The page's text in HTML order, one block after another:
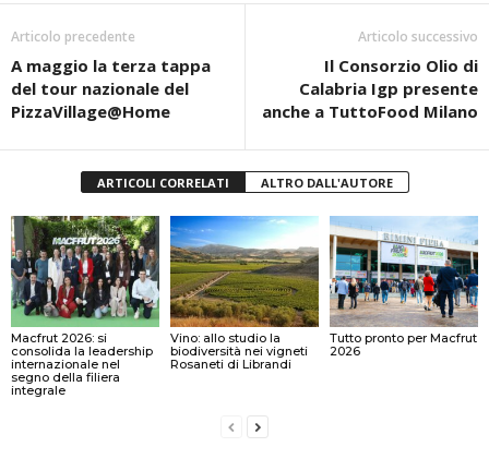
Articolo precedente
A maggio la terza tappa
del tour nazionale del
PizzaVillage@Home
Articolo successivo
Il Consorzio Olio di
Calabria Igp presente
anche a TuttoFood Milano
ARTICOLI CORRELATI ALTRO DALL'AUTORE
Macfrut 2026: si
consolida la leadership
internazionale nel
segno della filiera
integrale
Vino: allo studio la
biodiversità nei vigneti
Rosaneti di Librandi
Tutto pronto per Macfrut
2026